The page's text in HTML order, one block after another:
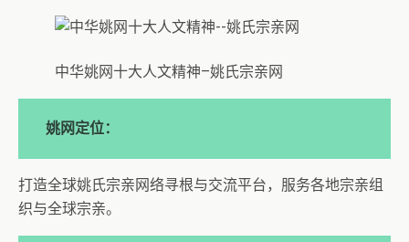
中华姚网十大人文精神–姚氏宗亲网
姚网定位：
打造全球姚氏宗亲网络寻根与交流平台，服务各地宗亲组
织与全球宗亲。